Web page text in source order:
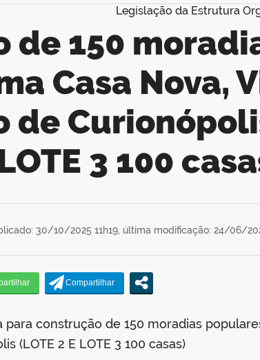
Legislação da Estrutura
Casa Nova,
3 100
30/10/2025 11h19, última modificação: 24/06/
construção de 150 moradias
(LOTE 2 E LOTE 3 100 casas)